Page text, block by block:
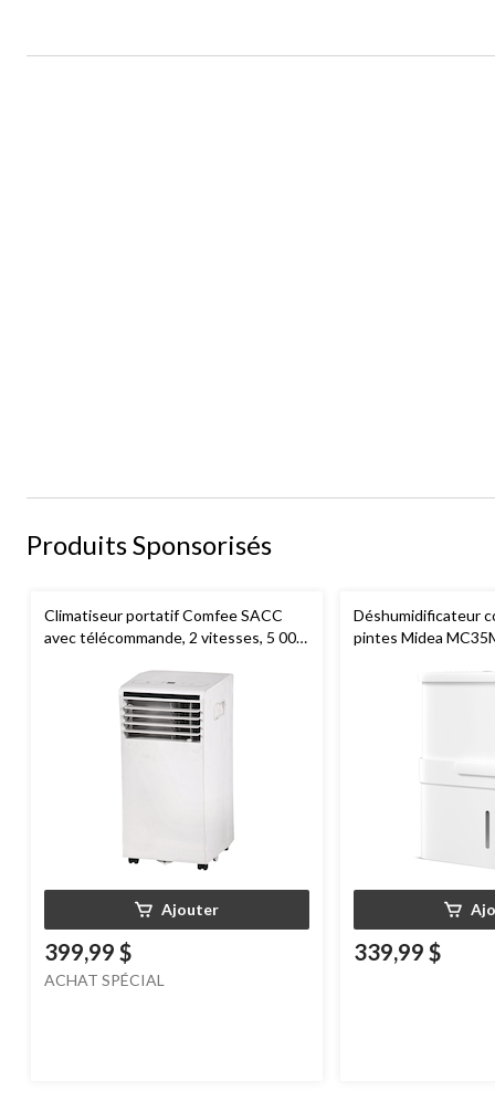
Produits Sponsorisés
Climatiseur portatif Comfee SACC
avec télécommande, 2 vitesses, 5 000
Ajouter
399,99 $
ACHAT SPÉCIAL
Déshumidificateur
pintes Midea
sous-sol, certifié
339,99 $